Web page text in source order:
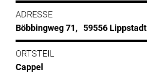
ADRESSE
Böbbingweg 71, 59556 Lippstadt
ORTSTEIL
Cappel